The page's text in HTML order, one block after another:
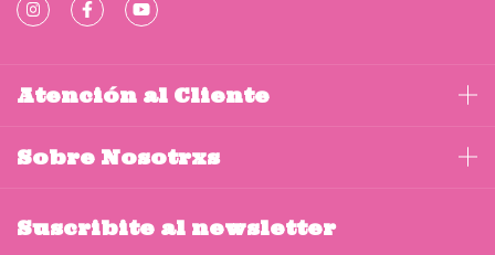
Atención al Cliente
Sobre Nosotrxs
Suscribite al newsletter